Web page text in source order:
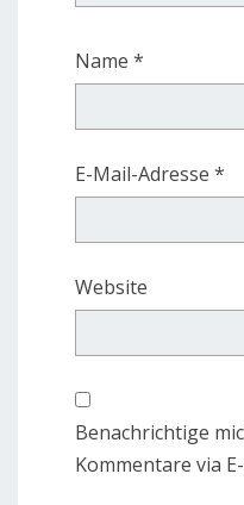
Name *
E-Mail-Adresse *
Website
Benachrichtige
Kommentare via